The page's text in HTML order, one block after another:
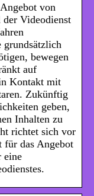
von
Videodienst
grundsätzlich
bewegen
auf
Kontakt mit
Zukünftig
geben,
Inhalten zu
richtet sich vor
für das Angebot
eine